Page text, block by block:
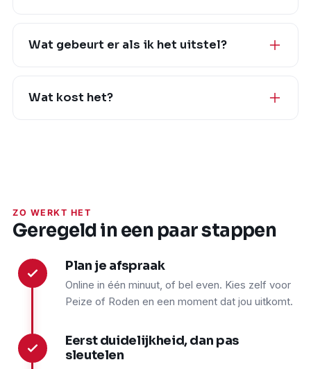
Wat gebeurt er als ik het uitstel?
Wat kost het?
ZO WERKT HET
Geregeld in een paar stappen
1 Plan je afspraak
Online in één minuut, of bel even. Kies zelf voor
Peize of Roden en een moment dat jou uitkomt.
2
Eerst duidelijkheid, dan pas
sleutelen